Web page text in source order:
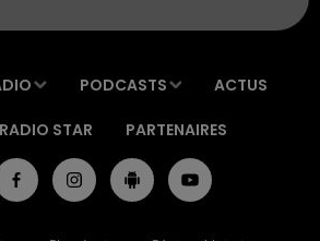
PODCASTS ACTUS
STAR PARTENAIRES